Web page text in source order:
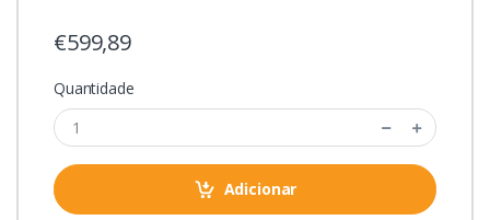
€599,89
Quantidade
Adicionar